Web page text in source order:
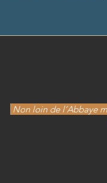
Non loin de l’Abbaye